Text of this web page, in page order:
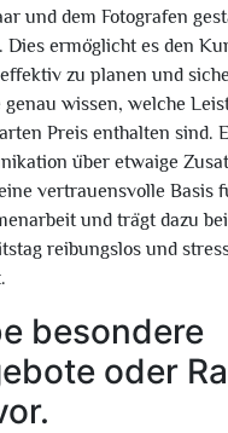
und dem Fotografen
Dies ermöglicht es den
zu planen und
genau wissen, welche
Preis enthalten sind.
über etwaige
vertrauensvolle Basis
und trägt dazu
reibungslos und
besondere
oder